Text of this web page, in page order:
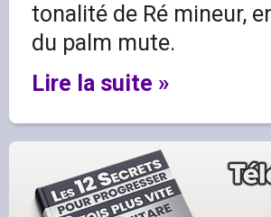
tonalité de Ré mineur,
du palm mute.
Lire la suite »